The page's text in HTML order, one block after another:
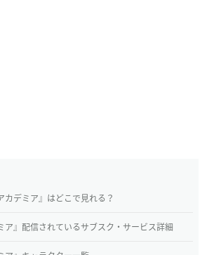
カデミア』はどこで見れる？
ア』配信されているサブスク・サービス詳細